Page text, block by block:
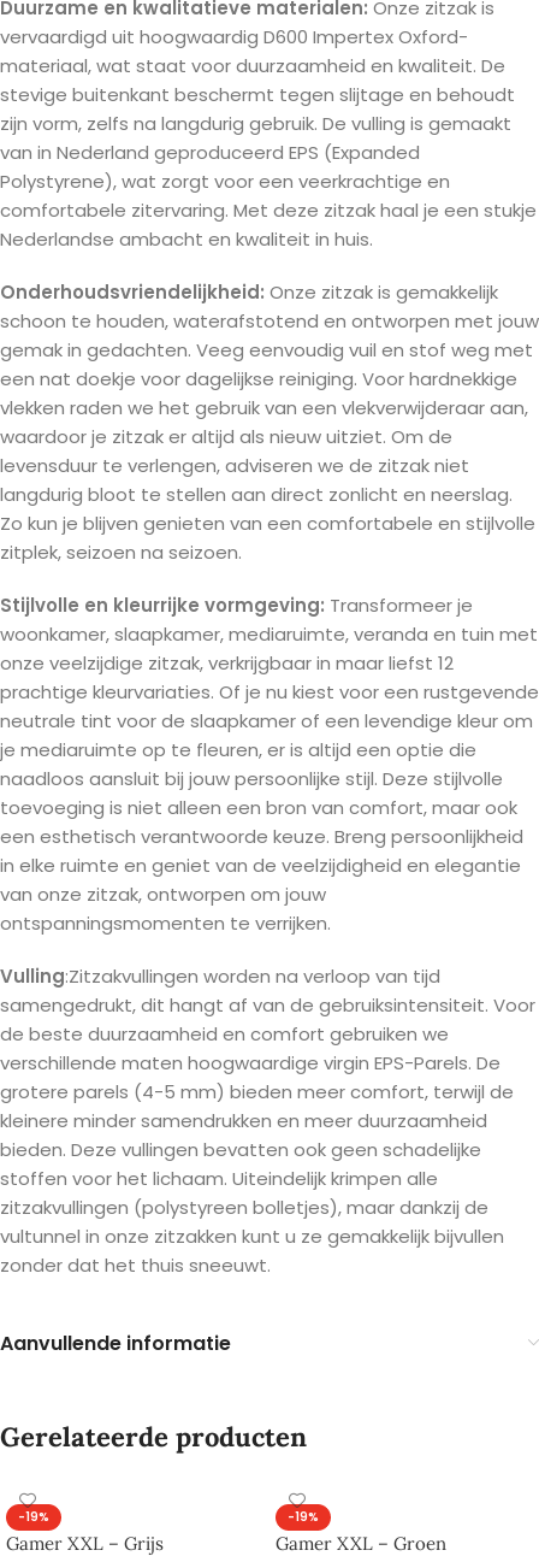
Duurzame en kwalitatieve materialen: Onze zitzak is
vervaardigd uit hoogwaardig D600 Impertex Oxford-
materiaal, wat staat voor duurzaamheid en kwaliteit. De
stevige buitenkant beschermt tegen slijtage en behoudt
zijn vorm, zelfs na langdurig gebruik. De vulling is gemaakt
van in Nederland geproduceerd EPS (Expanded
Polystyrene), wat zorgt voor een veerkrachtige en
comfortabele zitervaring. Met deze zitzak haal je een stukje
Nederlandse ambacht en kwaliteit in huis.
Onderhoudsvriendelijkheid: Onze zitzak is gemakkelijk
schoon te houden, waterafstotend en ontworpen met jouw
gemak in gedachten. Veeg eenvoudig vuil en stof weg met
een nat doekje voor dagelijkse reiniging. Voor hardnekkige
vlekken raden we het gebruik van een vlekverwijderaar aan,
waardoor je zitzak er altijd als nieuw uitziet. Om de
levensduur te verlengen, adviseren we de zitzak niet
langdurig bloot te stellen aan direct zonlicht en neerslag.
Zo kun je blijven genieten van een comfortabele en stijlvolle
zitplek, seizoen na seizoen.
Stijlvolle en kleurrijke vormgeving: Transformeer je
woonkamer, slaapkamer, mediaruimte, veranda en tuin met
onze veelzijdige zitzak, verkrijgbaar in maar liefst 12
prachtige kleurvariaties. Of je nu kiest voor een rustgevende
neutrale tint voor de slaapkamer of een levendige kleur om
je mediaruimte op te fleuren, er is altijd een optie die
naadloos aansluit bij jouw persoonlijke stijl. Deze stijlvolle
toevoeging is niet alleen een bron van comfort, maar ook
een esthetisch verantwoorde keuze. Breng persoonlijkheid
in elke ruimte en geniet van de veelzijdigheid en elegantie
van onze zitzak, ontworpen om jouw
ontspanningsmomenten te verrijken.
Vulling:Zitzakvullingen worden na verloop van tijd
samengedrukt, dit hangt af van de gebruiksintensiteit. Voor
de beste duurzaamheid en comfort gebruiken we
verschillende maten hoogwaardige virgin EPS-Parels. De
grotere parels (4-5 mm) bieden meer comfort, terwijl de
kleinere minder samendrukken en meer duurzaamheid
bieden. Deze vullingen bevatten ook geen schadelijke
stoffen voor het lichaam. Uiteindelijk krimpen alle
zitzakvullingen (polystyreen bolletjes), maar dankzij de
vultunnel in onze zitzakken kunt u ze gemakkelijk bijvullen
zonder dat het thuis sneeuwt.
Aanvullende informatie
Gerelateerde producten
-19%
Gamer XXL – Grijs
-19%
Gamer XXL – Groen